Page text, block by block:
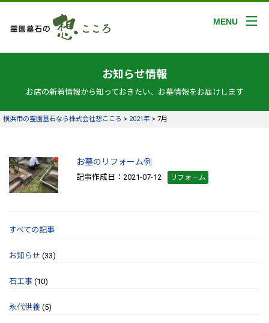
MENU
お知らせ情報
お店の新着情報から知っておきたい、お墓情報をお届けします
横浜市の霊園墓石なら株式会社想こころ > 2021年 > 7月
お墓のリフォーム例
記事作成日：2021-07-12 リフォ－ム
すべての記事
お知らせ (33)
石工事 (10)
永代供養 (5)